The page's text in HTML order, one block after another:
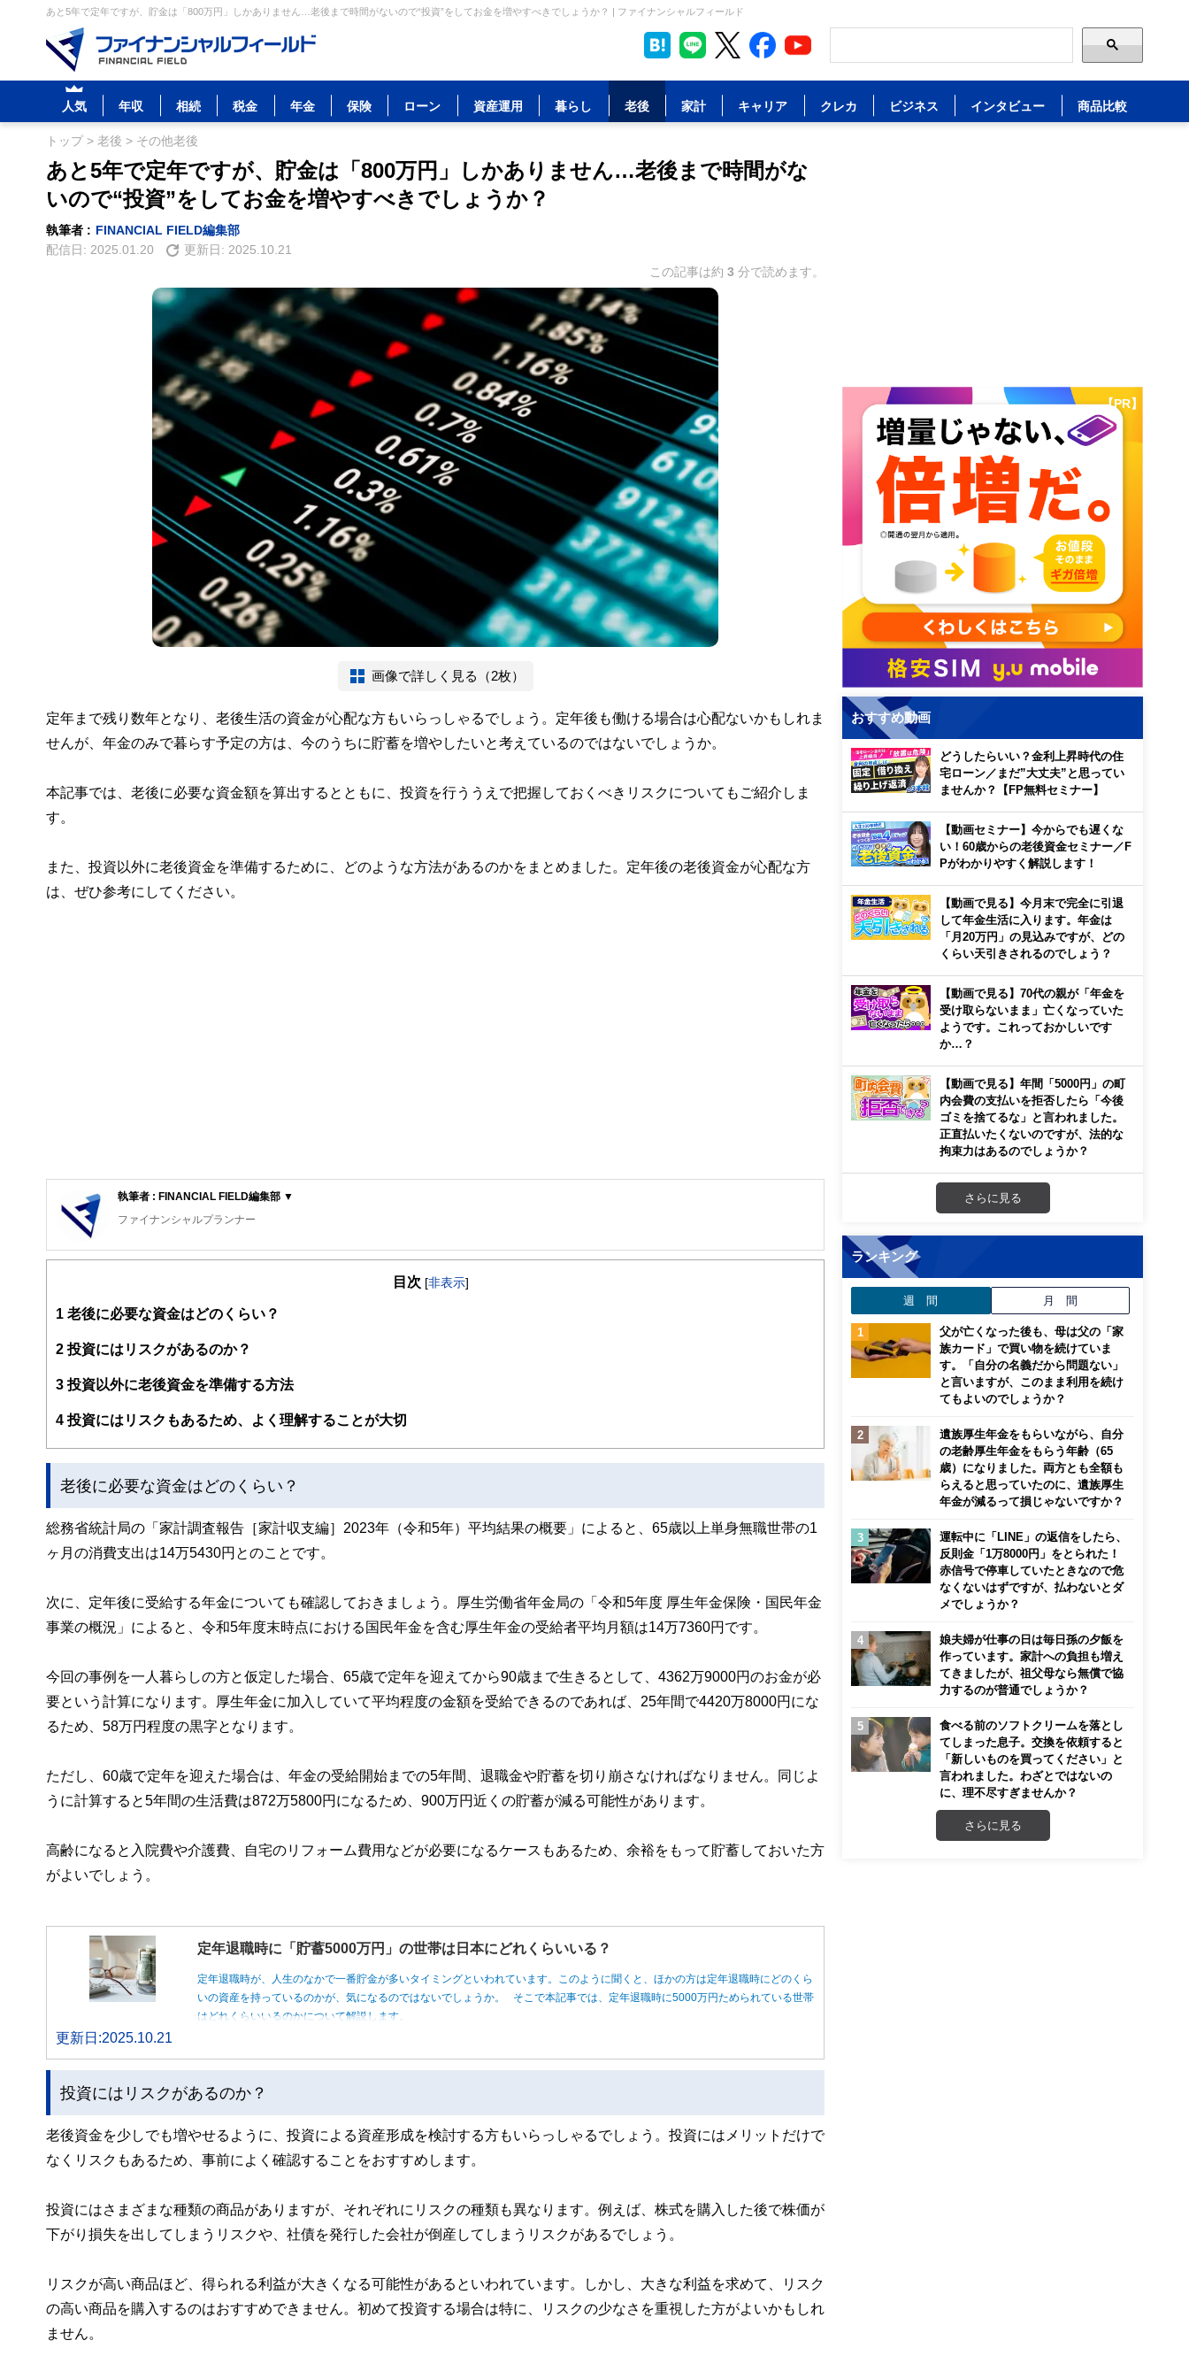
あと5年で定年ですが、貯金は「800万円」しかありません…老後まで時間がないので“投資”をしてお金を増やすべきでしょうか？ | ファイナンシャルフィールド
人気 年収 相続 税金 年金 保険 ローン 資産運用 暮らし 老後 家計 キャリア クレカ ビジネス インタビュー 商品比較
トップ> 老後 > その他老後
あと5年で定年ですが、貯金は「800万円」しかありません…老後まで時間がな
いので“投資”をしてお金を増やすべきでしょうか？
執筆者 : FINANCIAL FIELD編集部
配信日: 2025.01.20 更新日: 2025.10.21
この記事は約 3 分で読めます。
画像で詳しく見る（2枚）
定年まで残り数年となり、老後生活の資金が心配な方もいらっしゃるでしょう。定年後も働ける場合は心配ないかもしれま
せんが、年金のみで暮らす予定の方は、今のうちに貯蓄を増やしたいと考えているのではないでしょうか。
本記事では、老後に必要な資金額を算出するとともに、投資を行ううえで把握しておくべきリスクについてもご紹介しま
す。
また、投資以外に老後資金を準備するために、どのような方法があるのかをまとめました。定年後の老後資金が心配な方
は、ぜひ参考にしてください。
執筆者 : FINANCIAL FIELD編集部 ▼
ファイナンシャルプランナー
FinancialField編集部は、金融、経済に関する記事を、日々の暮らしにどのような影響を与えるかという視点で、お金の知識がない方でも理解でき
案から記事掲載まですべての工程に関わることで、読者目線のコンテンツを追求しています。
FinancialFieldの特徴は、ファイナンシャルプランナー、弁護士、税理士、宅地建物取引士、相続診断士、住宅ローンアドバイザー、DCプランナ
ー、公認会計士、社会保険労務士、行政書士、投資アナリスト、キャリアコンサルタントなど150名以上の有資格者を執筆者・監修者として迎
と、読み応えのあるコンテンツと確かな情報発信を実現しています。
私たちは、快適でより良い生活のアイデアを提供するお金のコンシェルジュを目指します。
目次 [非表示]
1 老後に必要な資金はどのくらい？
2投資にはリスクがあるのか？
3投資以外に老後資金を準備する方法
4投資にはリスクもあるため、よく理解することが大切
老後に必要な資金はどのくらい？
総務省統計局の「家計調査報告［家計収支編］2023年（令和5年）平均結果の概要」によると、65歳以上単身無職世帯の1
ヶ月の消費支出は14万5430円とのことです。
次に、定年後に受給する年金についても確認しておきましょう。厚生労働省年金局の「令和5年度 厚生年金保険・国民年金
事業の概況」によると、令和5年度末時点における国民年金を含む厚生年金の受給者平均月額は14万7360円です。
今回の事例を一人暮らしの方と仮定した場合、65歳で定年を迎えてから90歳まで生きるとして、4362万9000円のお金が必
要という計算になります。厚生年金に加入していて平均程度の金額を受給できるのであれば、25年間で4420万8000円にな
るため、58万円程度の黒字となります。
ただし、60歳で定年を迎えた場合は、年金の受給開始までの5年間、退職金や貯蓄を切り崩さなければなりません。同じよ
うに計算すると5年間の生活費は872万5800円になるため、900万円近くの貯蓄が減る可能性があります。
高齢になると入院費や介護費、自宅のリフォーム費用などが必要になるケースもあるため、余裕をもって貯蓄しておいた方
がよいでしょう。
定年退職時に「貯蓄5000万円」の世帯は日本にどれくらいいる？
定年退職時が、人生のなかで一番貯金が多いタイミングといわれています。このように聞くと、ほかの方は定年退職時にどのくら
いの資産を持っているのかが、気になるのではないでしょうか。 そこで本記事では、定年退職時に5000万円ためられている世帯
はどれくらいいるのかについて解説します。
更新日:2025.10.21
投資にはリスクがあるのか？
老後資金を少しでも増やせるように、投資による資産形成を検討する方もいらっしゃるでしょう。投資にはメリットだけで
なくリスクもあるため、事前によく確認することをおすすめします。
投資にはさまざまな種類の商品がありますが、それぞれにリスクの種類も異なります。例えば、株式を購入した後で株価が
下がり損失を出してしまうリスクや、社債を発行した会社が倒産してしまうリスクがあるでしょう。
リスクが高い商品ほど、得られる利益が大きくなる可能性があるといわれています。しかし、大きな利益を求めて、リスク
の高い商品を購入するのはおすすめできません。初めて投資する場合は特に、リスクの少なさを重視した方がよいかもしれ
ません。
【PR】
おすすめ動画
どうしたらいい？金利上昇時代の住
宅ローン／まだ”大丈夫”と思ってい
ませんか？【FP無料セミナー】
【動画セミナー】今からでも遅くな
い！60歳からの老後資金セミナー／F
Pがわかりやすく解説します！
【動画で見る】今月末で完全に引退
して年金生活に入ります。年金は
「月20万円」の見込みですが、どの
くらい天引きされるのでしょう？
【動画で見る】70代の親が「年金を
受け取らないまま」亡くなっていた
ようです。これっておかしいです
か…？
【動画で見る】年間「5000円」の町
内会費の支払いを拒否したら「今後
ゴミを捨てるな」と言われました。
正直払いたくないのですが、法的な
拘束力はあるのでしょうか？
さらに見る
ランキング
週 間 月 間
父が亡くなった後も、母は父の「家
族カード」で買い物を続けていま
す。「自分の名義だから問題ない」
と言いますが、このまま利用を続け
てもよいのでしょうか？
遺族厚生年金をもらいながら、自分
の老齢厚生年金をもらう年齢（65
歳）になりました。両方とも全額も
らえると思っていたのに、遺族厚生
年金が減るって損じゃないですか？
運転中に「LINE」の返信をしたら、
反則金「1万8000円」をとられた！
赤信号で停車していたときなので危
なくないはずですが、払わないとダ
メでしょうか？
娘夫婦が仕事の日は毎日孫の夕飯を
作っています。家計への負担も増え
てきましたが、祖父母なら無償で協
力するのが普通でしょうか？
食べる前のソフトクリームを落とし
てしまった息子。交換を依頼すると
「新しいものを買ってください」と
言われました。わざとではないの
に、理不尽すぎませんか？
さらに見る